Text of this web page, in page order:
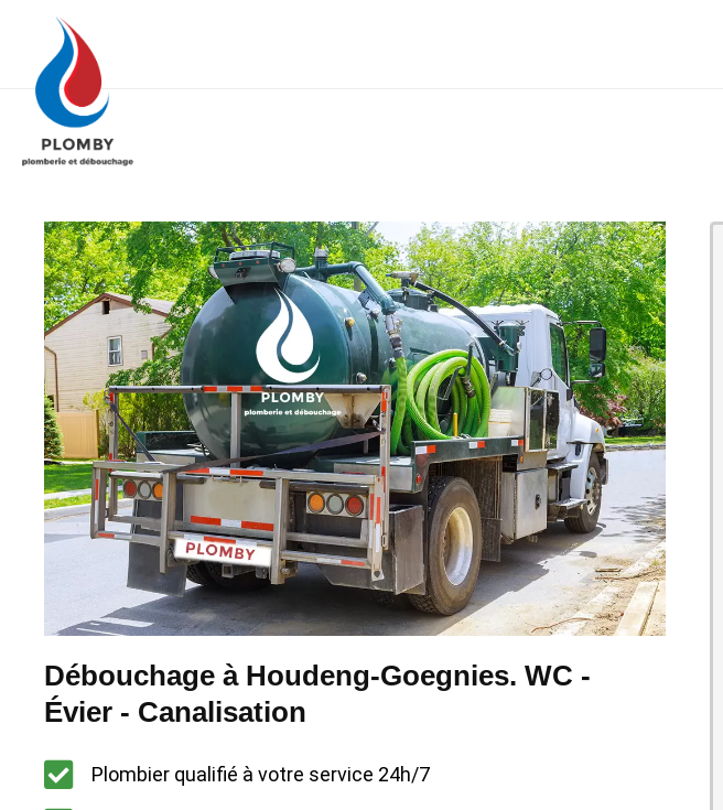
Débouchage à Houdeng-Goegnies. WC -
Évier - Canalisation
Plombier qualifié à votre service 24h/7